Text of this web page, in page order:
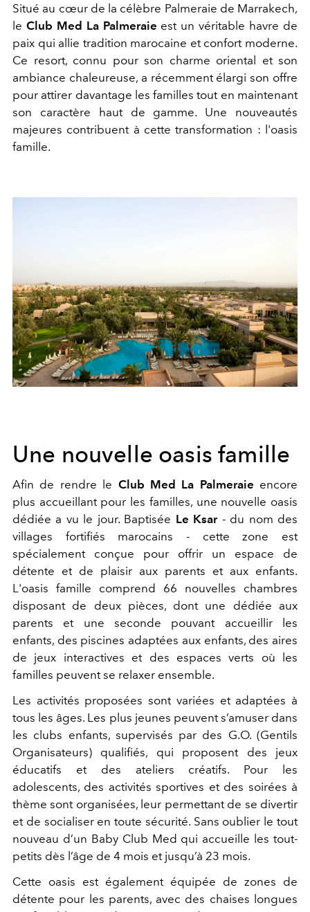
Situé au cœur de la célèbre Palmeraie de Marrakech,
le Club Med La Palmeraie est un véritable havre de
paix qui allie tradition marocaine et confort moderne.
Ce resort, connu pour son charme oriental et son
ambiance chaleureuse, a récemment élargi son offre
pour attirer davantage les familles tout en maintenant
son caractère haut de gamme. Une nouveautés
majeures contribuent à cette transformation : l'oasis
famille.
Une nouvelle oasis famille
Afin de rendre le Club Med La Palmeraie encore
plus accueillant pour les familles, une nouvelle oasis
dédiée a vu le jour. Baptisée Le Ksar- du nom des
villages fortifiés marocains - cette zone est
spécialement conçue pour offrir un espace de
détente et de plaisir aux parents et aux enfants.
L'oasis famille comprend 66 nouvelles chambres
disposant de deux pièces, dont une dédiée aux
parents et une seconde pouvant accueillir les
enfants, des piscines adaptées aux enfants, des aires
de jeux interactives et des espaces verts où les
familles peuvent se relaxer ensemble.
Les activités proposées sont variées et adaptées à
tous les âges. Les plus jeunes peuvent s’amuser dans
les clubs enfants, supervisés par des G.O. (Gentils
Organisateurs) qualifiés, qui proposent des jeux
éducatifs et des ateliers créatifs. Pour les
adolescents, des activités sportives et des soirées à
thème sont organisées, leur permettant de se divertir
et de socialiser en toute sécurité. Sans oublier le tout
nouveau d’un Baby Club Med qui accueille les tout-
petits dès l’âge de 4 mois et jusqu’à 23 mois.
Cette oasis est également équipée de zones de
détente pour les parents, avec des chaises longues